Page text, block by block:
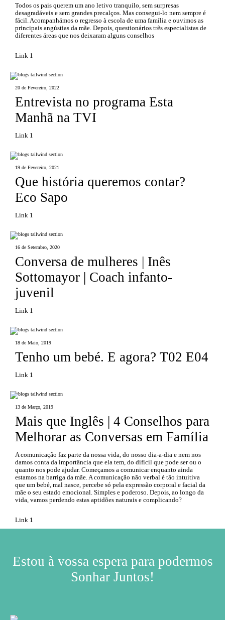
Todos os pais querem um ano letivo tranquilo, sem surpresas
desagradáveis e sem grandes precalços. Mas consegui-lo nem sempre é
fácil. Acompanhámos o regresso à escola de uma família e ouvimos as
principais angústias da mãe. Depois, questionários três especialistas de
diferentes áreas que nos deixaram alguns conselhos
Link 1
20 de Fevereiro, 2022
Entrevista no programa Esta
Manhã na TVI
Link 1
19 de Fevereiro, 2021
Que história queremos contar?
Eco Sapo
Link 1
16 de Setembro, 2020
Conversa de mulheres | Inês
Sottomayor | Coach infanto-
juvenil
Link 1
18 de Maio, 2019
Tenho um bebé. E agora? T02 E04
Link 1
13 de Março, 2019
Mais que Inglês | 4 Conselhos para
Melhorar as Conversas em Família
A comunicação faz parte da nossa vida, do nosso dia-a-dia e nem nos
damos conta da importância que ela tem, do difícil que pode ser ou o
quanto nos pode ajudar. Começamos a comunicar enquanto ainda
estamos na barriga da mãe. A comunicação não verbal é tão intuitiva
que um bebé, mal nasce, percebe só pela expressão corporal e facial da
mãe o seu estado emocional. Simples e poderoso. Depois, ao longo da
vida, vamos perdendo estas aptidões naturais e complicando?
Link 1
Estou à vossa espera para podermos
Sonhar Juntos!